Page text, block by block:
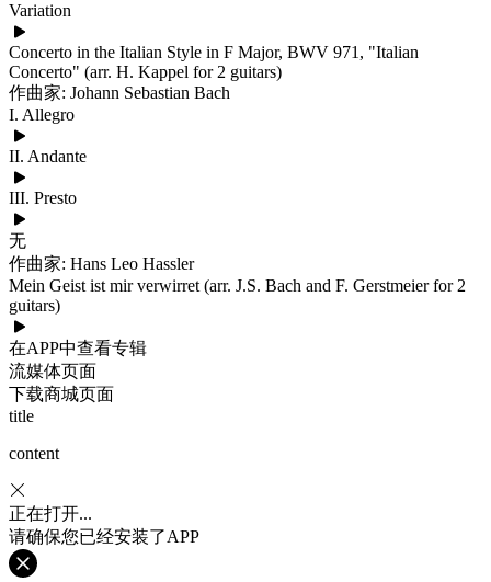
Variation
Concerto in the Italian Style in F Major, BWV 971, "Italian
Concerto" (arr. H. Kappel for 2 guitars)
作曲家: Johann Sebastian Bach
I. Allegro
II. Andante
III. Presto
无
作曲家: Hans Leo Hassler
Mein Geist ist mir verwirret (arr. J.S. Bach and F. Gerstmeier for 2
guitars)
在APP中查看专辑
流媒体页面
下载商城页面
title
content
正在打开...
请确保您已经安装了APP